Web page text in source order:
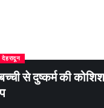
देहरादून
से दुष्कर्म की